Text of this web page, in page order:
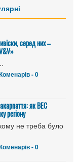
серед них –
- 0
як ВЕС
регіону
не треба було
- 0